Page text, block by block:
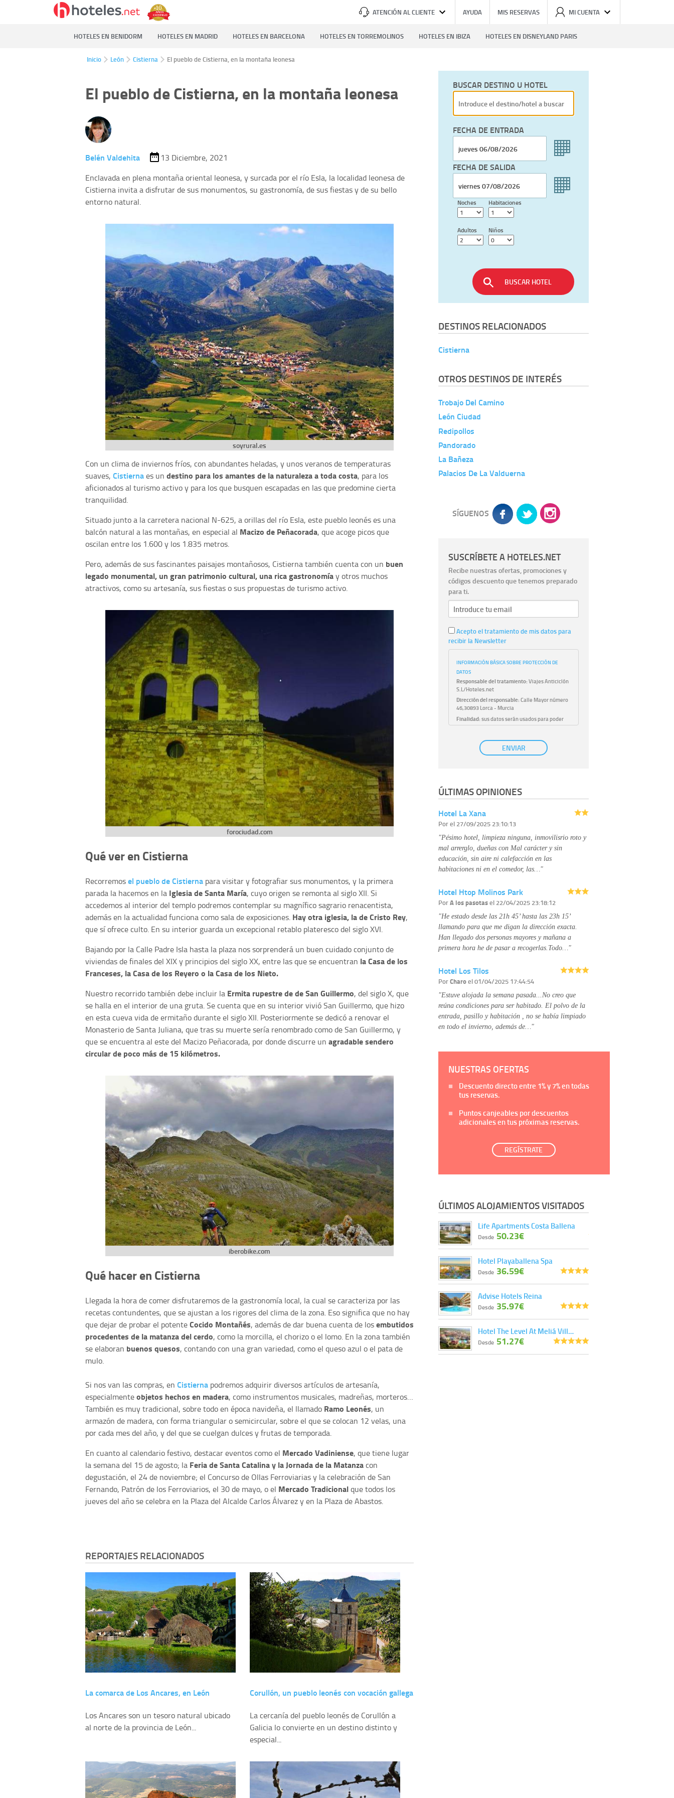
ATENCIÓN AL CLIENTE AYUDA MIS RESERVAS MI CUENTA
HOTELES EN BENIDORM HOTELES EN MADRID HOTELES EN BARCELONA HOTELES EN TORREMOLINOS HOTELES EN IBIZA HOTELES EN DISNEYLAND PARIS
Inicio León Cistierna El pueblo de Cistierna, en la montaña leonesa
El pueblo de Cistierna, en la montaña leonesa
Belén Valdehita
13 Diciembre, 2021
Enclavada en plena montaña oriental leonesa, y surcada por el río Esla, la localidad leonesa de
Cistierna invita a disfrutar de sus monumentos, su gastronomía, de sus fiestas y de su bello
entorno natural.
soyrural.es
Con un clima de inviernos fríos, con abundantes heladas, y unos veranos de temperaturas
suaves, Cistiernaes un destino para los amantes de la naturaleza a toda costa, para los
aficionados al turismo activo y para los que busquen escapadas en las que predomine cierta
tranquilidad.
Situado junto a la carretera nacional N-625, a orillas del río Esla, este pueblo leonés es una
balcón natural a las montañas, en especial al Macizo de Peñacorada, que acoge picos que
oscilan entre los 1.600 y los 1.835 metros.
Pero, además de sus fascinantes paisajes montañosos, Cistierna también cuenta con un buen
legado monumental, un gran patrimonio cultural, una rica gastronomíay otros muchos
atractivos, como su artesanía, sus fiestas o sus propuestas de turismo activo.
forociudad.com
Qué ver en Cistierna
Recorremosel pueblo de Cistierna para visitar y fotografiar sus monumentos, y la primera
parada la hacemos en la Iglesia de Santa María, cuyo origen se remonta al siglo XII. Si
accedemos al interior del templo podremos contemplar su magnífico sagrario renacentista,
además en la actualidad funciona como sala de exposiciones. Hay otra iglesia, la de Cristo Rey,
que sí ofrece culto. En su interior guarda un excepcional retablo plateresco del siglo XVI.
Bajando por la Calle Padre Isla hasta la plaza nos sorprenderá un buen cuidado conjunto de
viviendas de finales del XIX y principios del siglo XX, entre las que se encuentran la Casa de los
Franceses, la Casa de los Reyero o la Casa de los Nieto.
Nuestro recorrido también debe incluir la Ermita rupestre de de San Guillermo, del siglo X, que
se halla en el interior de una gruta. Se cuenta que en su interior vivió San Guillermo, que hizo
en esta cueva vida de ermitaño durante el siglo XII. Posteriormente se dedicó a renovar el
Monasterio de Santa Juliana, que tras su muerte sería renombrado como de San Guillermo, y
que se encuentra al este del Macizo Peñacorada, por donde discurre un agradable sendero
circular de poco más de 15 kilómetros.
iberobike.com
Qué hacer en Cistierna
Llegada la hora de comer disfrutaremos de la gastronomía local, la cual se caracteriza por las
recetas contundentes, que se ajustan a los rigores del clima de la zona. Eso significa que no hay
que dejar de probar el potenteCocido Montañés, además de dar buena cuenta de losembutidos
procedentes de la matanza del cerdo, como la morcilla, el chorizo o el lomo. En la zona también
se elaboran buenos quesos, contando con una gran variedad, como el queso azul o el pata de
mulo.
Si nos van las compras, en Cistierna podremos adquirir diversos artículos de artesanía,
especialmenteobjetos hechos en madera, como instrumentos musicales, madreñas, morteros…
También es muy tradicional, sobre todo en época navideña, el llamado Ramo Leonés, un
armazón de madera, con forma triangular o semicircular, sobre el que se colocan 12 velas, una
por cada mes del año, y del que se cuelgan dulces y frutas de temporada.
En cuanto al calendario festivo, destacar eventos como el Mercado Vadiniense, que tiene lugar
la semana del 15 de agosto; la Feria de Santa Catalina y la Jornada de la Matanzacon
degustación, el 24 de noviembre; el Concurso de Ollas Ferroviarias y la celebración de San
Fernando, Patrón de los Ferroviarios, el 30 de mayo, o el Mercado Tradicionalque todos los
jueves del año se celebra en la Plaza del Alcalde Carlos Álvarez y en la Plaza de Abastos.
REPORTAJES RELACIONADOS
La comarca de Los Ancares, en León
Los Ancares son un tesoro natural ubicado
al norte de la provincia de León...
Corullón, un pueblo leonés con vocación gallega
La cercanía del pueblo leonés de Corullón a
Galicia lo convierte en un destino distinto y
especial...
BUSCAR DESTINO U HOTEL
FECHA DE ENTRADA
FECHA DE SALIDA
Noches Habitaciones
Adultos Niños
BUSCAR HOTEL
DESTINOS RELACIONADOS
Cistierna
OTROS DESTINOS DE INTERÉS
Trobajo Del Camino
León Ciudad
Redipollos
Pandorado
La Bañeza
Palacios De La Valduerna
SÍGUENOS
SUSCRÍBETE A HOTELES.NET
Recibe nuestras ofertas, promociones y
códigos descuento que tenemos preparado
para ti.
Acepto el tratamiento de mis datos para
recibir la Newsletter
INFORMACIÓN BÁSICA SOBRE PROTECCIÓN DE
DATOS
Responsable del tratamiento:Viajes Anticiclón
S.L/Hoteles.net
Dirección del responsable:Calle Mayor número
46,30893 Lorca - Murcia
Finalidad:sus datos serán usados para poder
atender sus solicitudes y prestarle nuestros
Publicidad: solo le enviaremos publicidad con su
autorización previa, que podrá facilitarnos
con su consentimiento previo, que podrá
facilitarnos mediante la casilla correspondiente
Destinatarios:
personal de nuestra entidad que esté
conocimiento de la información que le pedimos.
No se comunicarán datos a terceros.
Derechos: tiene derecho a saber qué
información tenemos sobre usted, corregirla y
eliminarla, tal y como se explica en la
página web.
Información complementaria:Puede consultar
tratamos sus datos en lapolítica de privacidad
ENVIAR
ÚLTIMAS OPINIONES
Hotel La Xana
Porel 27/09/2025 23:10:13
"Pésimo hotel, limpieza ninguna, inmovilisrio roto y
mal arrerglo, dueñas con Mal carácter y sin
educación, sin aire ni calefacción en las
habitaciones ni en el comedor, las…"
Hotel Htop Molinos Park
PorA los pasotasel 22/04/2025 23:18:12
"He estado desde las 21h 45’ hasta las 23h 15’
llamando para que me digan la dirección exacta.
Han llegado dos personas mayores y mañana a
primera hora he de pasar a recogerlas.Todo…"
Hotel Los Tilos
PorCharoel 01/04/2025 17:44:54
"Estuve alojada la semana pasada...No creo que
reúna condiciones para ser habitado. El polvo de la
entrada, pasillo y habitación , no se había limpiado
en todo el invierno, además de…"
NUESTRAS OFERTAS
Descuento directo entre 1%y7%en todas
tus reservas.
Puntos canjeables por descuentos
adicionales en tus próximas reservas.
REGÍSTRATE
ÚLTIMOS ALOJAMIENTOS VISITADOS
Life Apartments Costa Ballena
Desde 50.23€
Hotel Playaballena Spa
Desde 36.59€
Advise Hotels Reina
Desde 35.97€
Hotel The Level At Meliá Vill…
Desde 51.27€